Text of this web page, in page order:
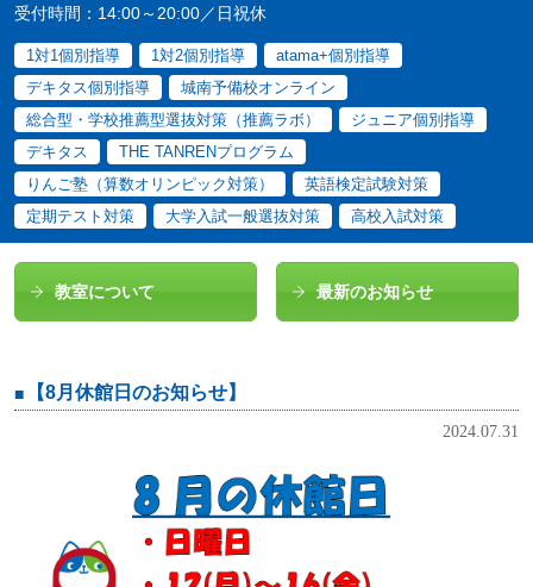
受付時間：14:00～20:00／日祝休
1対1個別指導 1対2個別指導
atama+個別指導
デキタス個別指導
城南予備校オンライン
総合型・学校推薦型選抜対策（推薦ラボ）
ジュニア個別指導
デキタス
THE TANRENプログラム
りんご塾（算数オリンピック対策）
英語検定試験対策
定期テスト対策
大学入試一般選抜対策 高校入試対策
教室について 最新のお知らせ
【8月休館日のお知らせ】
2024.07.31